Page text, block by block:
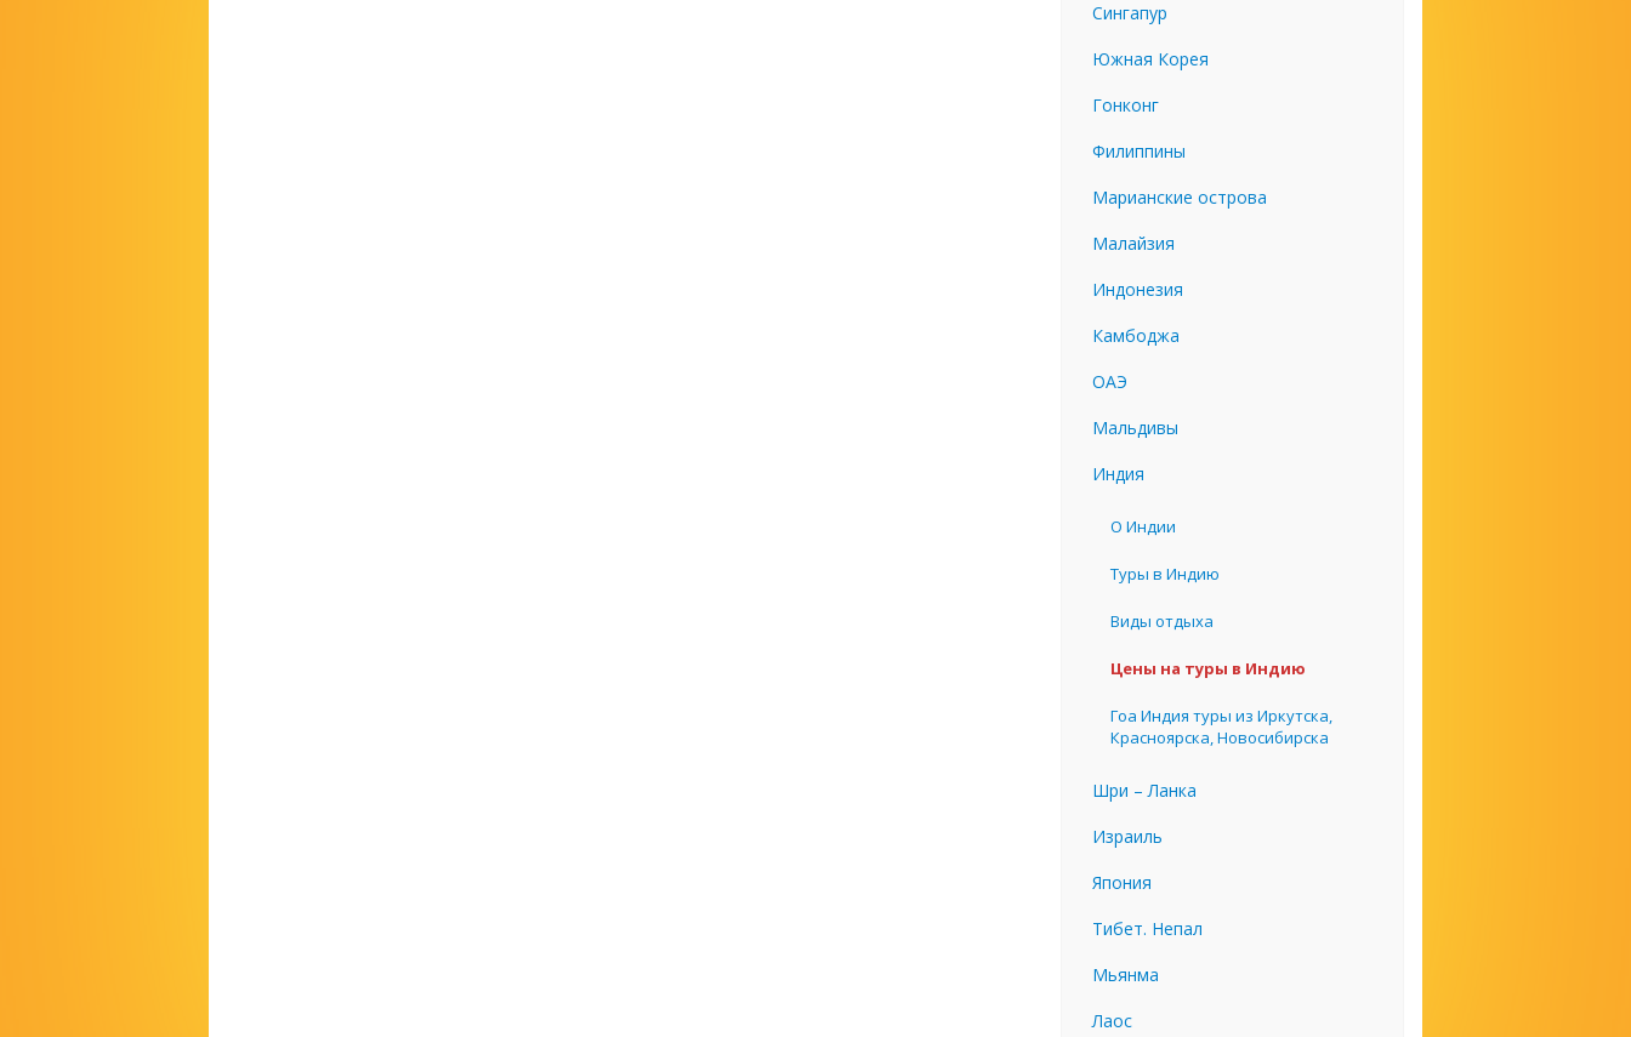
Сингапур
Южная Корея
Гонконг
Филиппины
Марианские острова
Малайзия
Индонезия
Камбоджа
ОАЭ
Мальдивы
Индия
О Индии
Туры в Индию
Виды отдыха
Цены на туры в Индию
Гоа Индия туры из Иркутска,
Красноярска, Новосибирска
Шри – Ланка
Израиль
Япония
Тибет. Непал
Мьянма
Лаос